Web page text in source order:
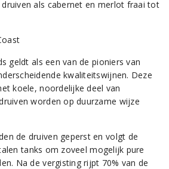
als cabernet en merlot fraai tot
geldt als een van de pioniers van
kwaliteitswijnen. Deze
koele, noordelijke deel van
worden op duurzame wijze
de druiven geperst en volgt de
tanks om zoveel mogelijk pure
Na de vergisting rijpt 70% van de